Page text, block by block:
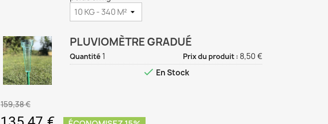
PLUVIOMÈTRE GRADUÉ
Quantité 1 Prix du produit : 8,50 €
 En Stock
159,38 €